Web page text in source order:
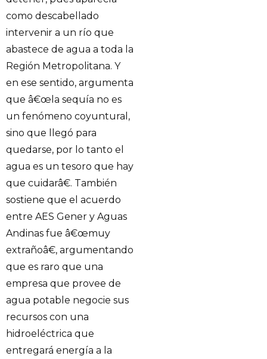
como descabellado
intervenir a un río que
abastece de agua a toda la
Región Metropolitana. Y
en ese sentido, argumenta
que â€œla sequía no es
un fenómeno coyuntural,
sino que llegó para
quedarse, por lo tanto el
agua es un tesoro que hay
que cuidarâ€. También
sostiene que el acuerdo
entre AES Gener y Aguas
Andinas fue â€œmuy
extrañoâ€, argumentando
que es raro que una
empresa que provee de
agua potable negocie sus
recursos con una
hidroeléctrica que
entregará energía a la